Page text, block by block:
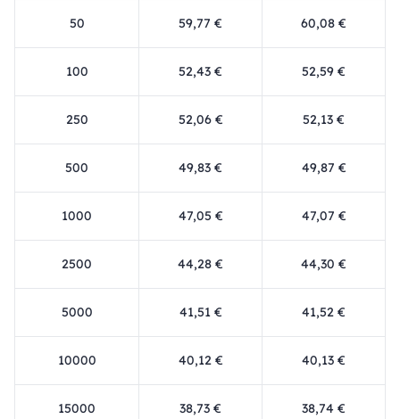
50 59,77 € 60,08 €
100 52,43 € 52,59 €
250 52,06 € 52,13 €
500 49,83 € 49,87 €
1000 47,05 € 47,07 €
2500 44,28 € 44,30 €
5000 41,51 € 41,52 €
10000 40,12 € 40,13 €
15000 38,73 € 38,74 €